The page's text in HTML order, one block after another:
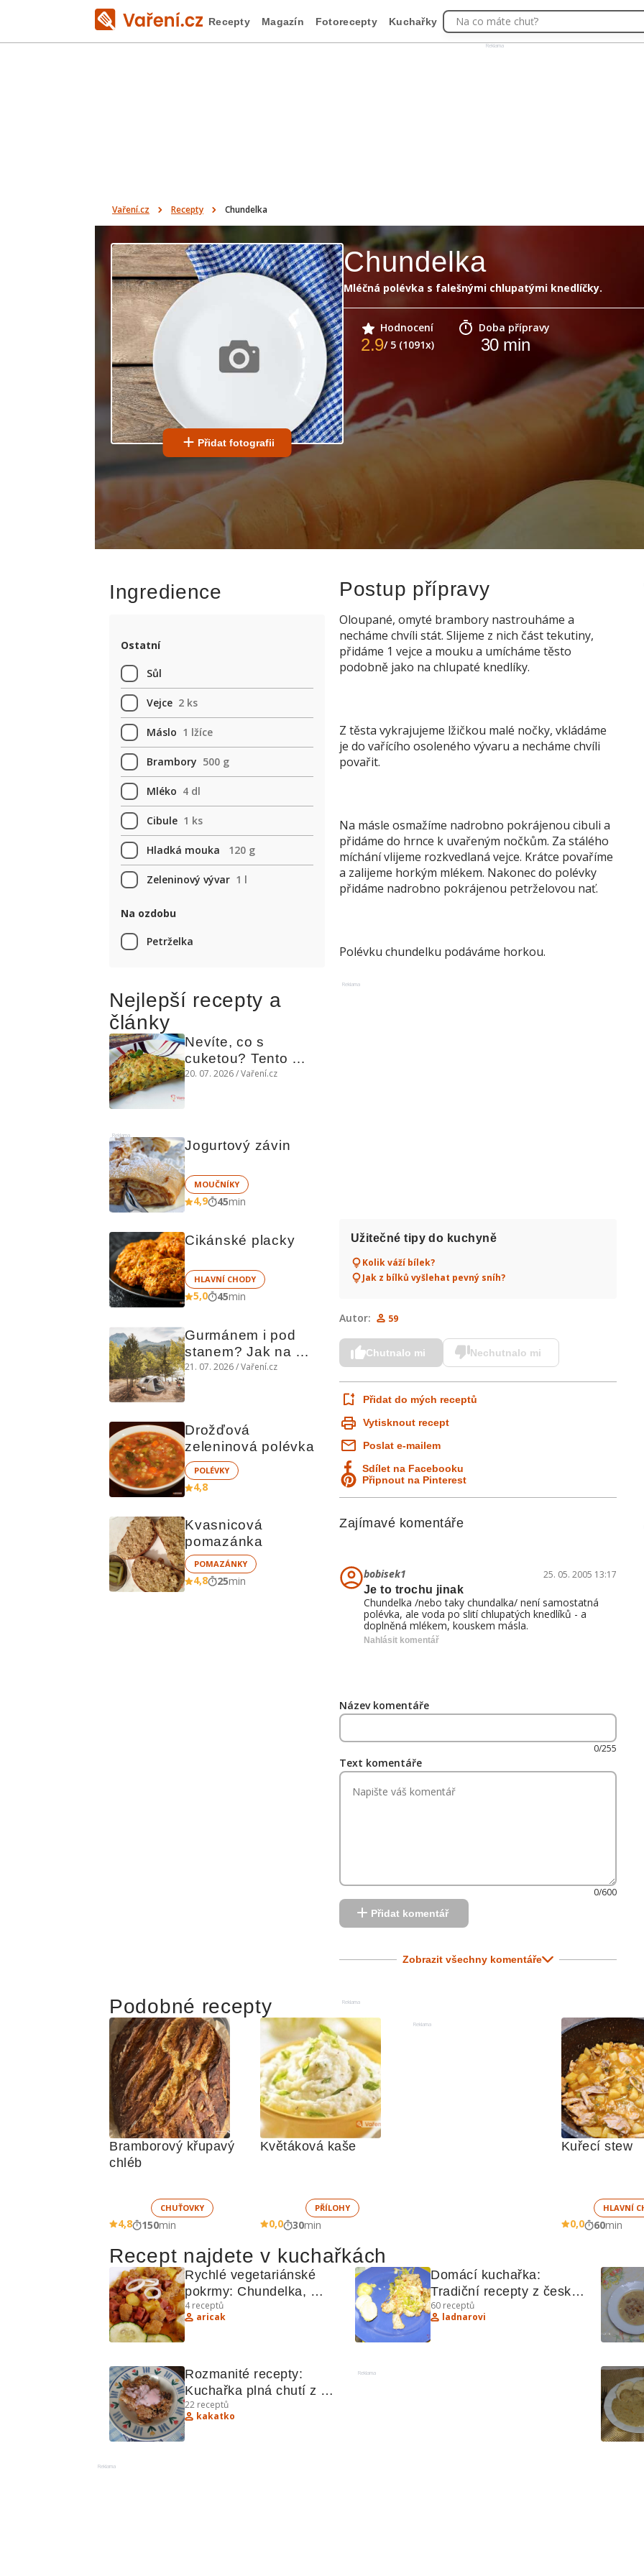
Reklama
Recepty Magazín Fotorecepty Kuchařky Na co máte chuť?
Vaření.cz Recepty Chundelka
Přidat fotografii
Chundelka
Mléčná polévka s falešnými chlupatými knedlíčky.
Hodnocení
2.9/ 5 (1091x)
Doba přípravy
30min
Ingredience
Ostatní
Sůl
Vejce 2 ks
Máslo 1 lžíce
Brambory 500 g
Mléko 4 dl
Cibule 1 ks
Hladká mouka 120 g
Zeleninový vývar 1 l
Na ozdobu
Petrželka
Nejlepší recepty a
články
Nevíte, co s
cuketou? Tento
levný slaný koláč
20. 07. 2026 / Vaření.cz
Reklama
Jogurtový závin
MOUČNÍKY
4,9 45min
Cikánské placky
HLAVNÍ CHODY
5,0 45min
Gurmánem i pod
stanem? Jak na
polní kuchyni a na
21. 07. 2026 / Vaření.cz
Drožďová
zeleninová polévka
POLÉVKY
4,8
Kvasnicová
pomazánka
POMAZÁNKY
4,8 25min
Postup přípravy
Oloupané, omyté brambory nastrouháme a
necháme chvíli stát. Slijeme z nich část tekutiny,
přidáme 1 vejce a mouku a umícháme těsto
podobně jako na chlupaté knedlíky.
Z těsta vykrajujeme lžičkou malé nočky, vkládáme
je do vařícího osoleného vývaru a necháme chvíli
povařit.
Na másle osmažíme nadrobno pokrájenou cibuli a
přidáme do hrnce k uvařeným nočkům. Za stálého
míchání vlijeme rozkvedlaná vejce. Krátce povaříme
a zalijeme horkým mlékem. Nakonec do polévky
přidáme nadrobno pokrájenou petrželovou nať.
Polévku chundelku podáváme horkou.
Reklama
Užitečné tipy do kuchyně
Kolik váží bílek?
Jak z bílků vyšlehat pevný sníh?
Autor: 59
Chutnalo mi Nechutnalo mi
Přidat do mých receptů
Vytisknout recept
Poslat e-mailem
Sdílet na Facebooku
Připnout na Pinterest
Zajímavé komentáře
bobisek1
25. 05. 2005 13:17
Je to trochu jinak
Chundelka /nebo taky chundalka/ není samostatná
polévka, ale voda po slití chlupatých knedlíků - a
doplněná mlékem, kouskem másla.
Nahlásit komentář
Název komentáře
0/255
Text komentáře
0/600
Přidat komentář
Zobrazit všechny komentáře
Reklama
Podobné recepty
Bramborový křupavý
chléb
CHUŤOVKY
4,8 150min
Květáková kaše
PŘÍLOHY
0,0 30min
Reklama
HLAVNÍ
0,0 60min
Recept najdete v kuchařkách
Rychlé vegetariánské
pokrmy: Chundelka,
Gulášek ze sójového
masa
4receptů
aricak
Domácí kuchařka:
Tradiční recepty z české
kuchyně
60 receptů
ladnarovi
Rozmanité recepty:
Kuchařka plná chutí z
celého světa
22 receptů
kakatko
Reklama
Reklama